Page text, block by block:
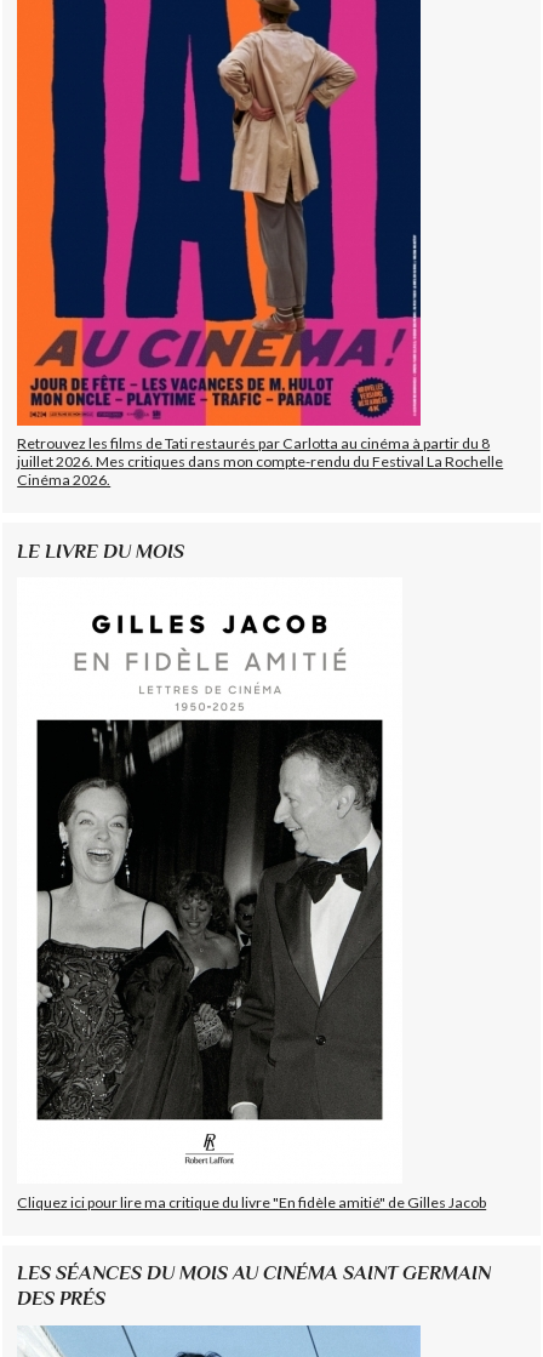
Retrouvez les films de Tati restaurés par Carlotta au cinéma à partir du 8
juillet 2026. Mes critiques dans mon compte-rendu du Festival La Rochelle
Cinéma 2026.
LE LIVRE DU MOIS
Cliquez ici pour lire ma critique du livre "En fidèle amitié" de Gilles Jacob
LES SÉANCES DU MOIS AU CINÉMA SAINT GERMAIN
DES PRÉS